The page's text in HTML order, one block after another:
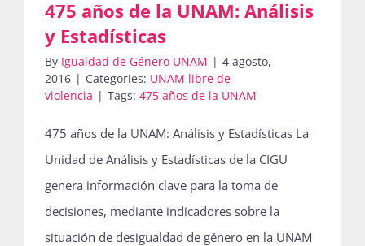
475 años de la UNAM: Análisis
y Estadísticas
By Igualdad de Género UNAM | 4 agosto,
2016 | Categories: UNAM libre de
violencia | Tags: 475 años de la UNAM
475 años de la UNAM: Análisis y Estadísticas La
Unidad de Análisis y Estadísticas de la CIGU
genera información clave para la toma de
decisiones, mediante indicadores sobre la
situación de desigualdad de género en la UNAM